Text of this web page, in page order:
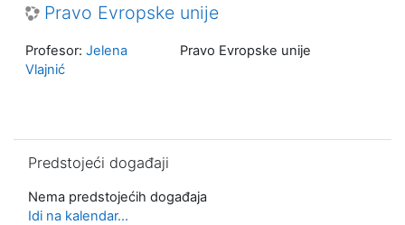
Pravo Evropske unije
Pravo Evropske unije
Profesor: Jelena
Vlajnić
Predstojeći događaji
Nema predstojećih događaja
Idi na kalendar...